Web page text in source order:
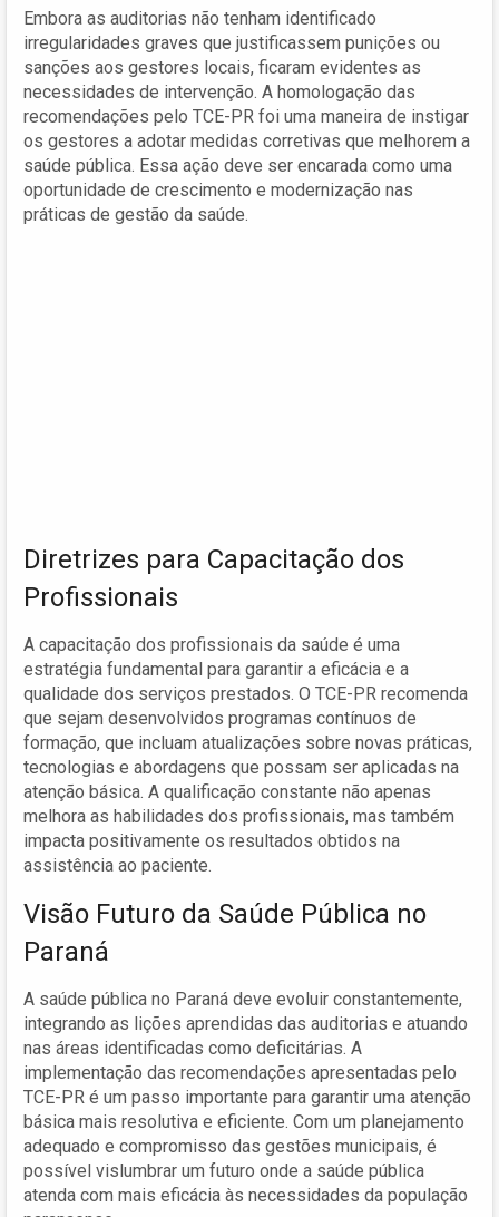
Embora as auditorias não tenham identificado
irregularidades graves que justificassem punições ou
sanções aos gestores locais, ficaram evidentes as
necessidades de intervenção. A homologação das
recomendações pelo TCE-PR foi uma maneira de instigar
os gestores a adotar medidas corretivas que melhorem a
saúde pública. Essa ação deve ser encarada como uma
oportunidade de crescimento e modernização nas
práticas de gestão da saúde.
Diretrizes para Capacitação dos
Profissionais
A capacitação dos profissionais da saúde é uma
estratégia fundamental para garantir a eficácia e a
qualidade dos serviços prestados. O TCE-PR recomenda
que sejam desenvolvidos programas contínuos de
formação, que incluam atualizações sobre novas práticas,
tecnologias e abordagens que possam ser aplicadas na
atenção básica. A qualificação constante não apenas
melhora as habilidades dos profissionais, mas também
impacta positivamente os resultados obtidos na
assistência ao paciente.
Visão Futuro da Saúde Pública no
Paraná
A saúde pública no Paraná deve evoluir constantemente,
integrando as lições aprendidas das auditorias e atuando
nas áreas identificadas como deficitárias. A
implementação das recomendações apresentadas pelo
TCE-PR é um passo importante para garantir uma atenção
básica mais resolutiva e eficiente. Com um planejamento
adequado e compromisso das gestões municipais, é
possível vislumbrar um futuro onde a saúde pública
atenda com mais eficácia às necessidades da população